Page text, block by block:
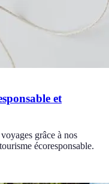
et
grâce à nos
écoresponsable.